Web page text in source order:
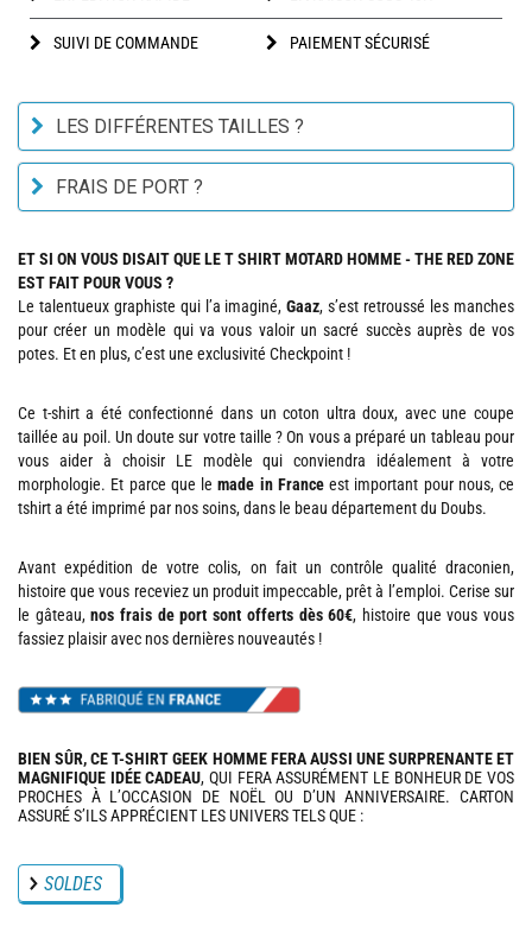
SUIVI DE COMMANDE PAIEMENT SÉCURISÉ
LES DIFFÉRENTES TAILLES ?
FRAIS DE PORT ?
ET SI ON VOUS DISAIT QUE LE T SHIRT MOTARD HOMME - THE RED ZONE
EST FAIT POUR VOUS ?
Le talentueux graphiste qui l’a imaginé,Gaaz, s’est retroussé les manches
pour créer un modèle qui va vous valoir un sacré succès auprès de vos
potes. Et en plus, c’est une exclusivité Checkpoint !
Ce t-shirt a été confectionné dans un coton ultra doux, avec une coupe
taillée au poil. Un doute sur votre taille ? On vous a préparé un tableau pour
vous aider à choisir LE modèle qui conviendra idéalement à votre
morphologie. Et parce que lemade in Franceest important pour nous, ce
tshirt a été imprimé par nos soins, dans le beau département du Doubs.
Avant expédition de votre colis, on fait un contrôle qualité draconien,
histoire que vous receviez un produit impeccable, prêt à l’emploi. Cerise sur
le gâteau,nos frais de port sont offerts dès 60€, histoire que vous vous
fassiez plaisir avec nos dernières nouveautés !
BIEN SÛR, CE T-SHIRT GEEK HOMME FERA AUSSI UNE SURPRENANTE ET
MAGNIFIQUE IDÉE CADEAU, QUI FERA ASSURÉMENT LE BONHEUR DE VOS
PROCHES À L’OCCASION DE NOËL OU D’UN ANNIVERSAIRE. CARTON
ASSURÉ S’ILS APPRÉCIENT LES UNIVERS TELS QUE :
SOLDES